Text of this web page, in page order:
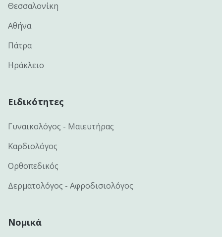
Θεσσαλονίκη
Αθήνα
Πάτρα
Ηράκλειο
Ειδικότητες
Γυναικολόγος - Μαιευτήρας
Καρδιολόγος
Ορθοπεδικός
Δερματολόγος - Αφροδισιολόγος
Νομικά